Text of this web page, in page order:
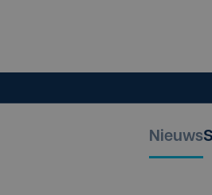
Nieuws